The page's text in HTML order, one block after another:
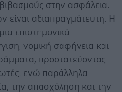
στην ασφάλεια.
αδιαπραγμάτευτη. Η
επιστημονικά
νομική σαφήνεια και
προστατεύοντας
ενώ παράλληλα
την απασχόληση και την